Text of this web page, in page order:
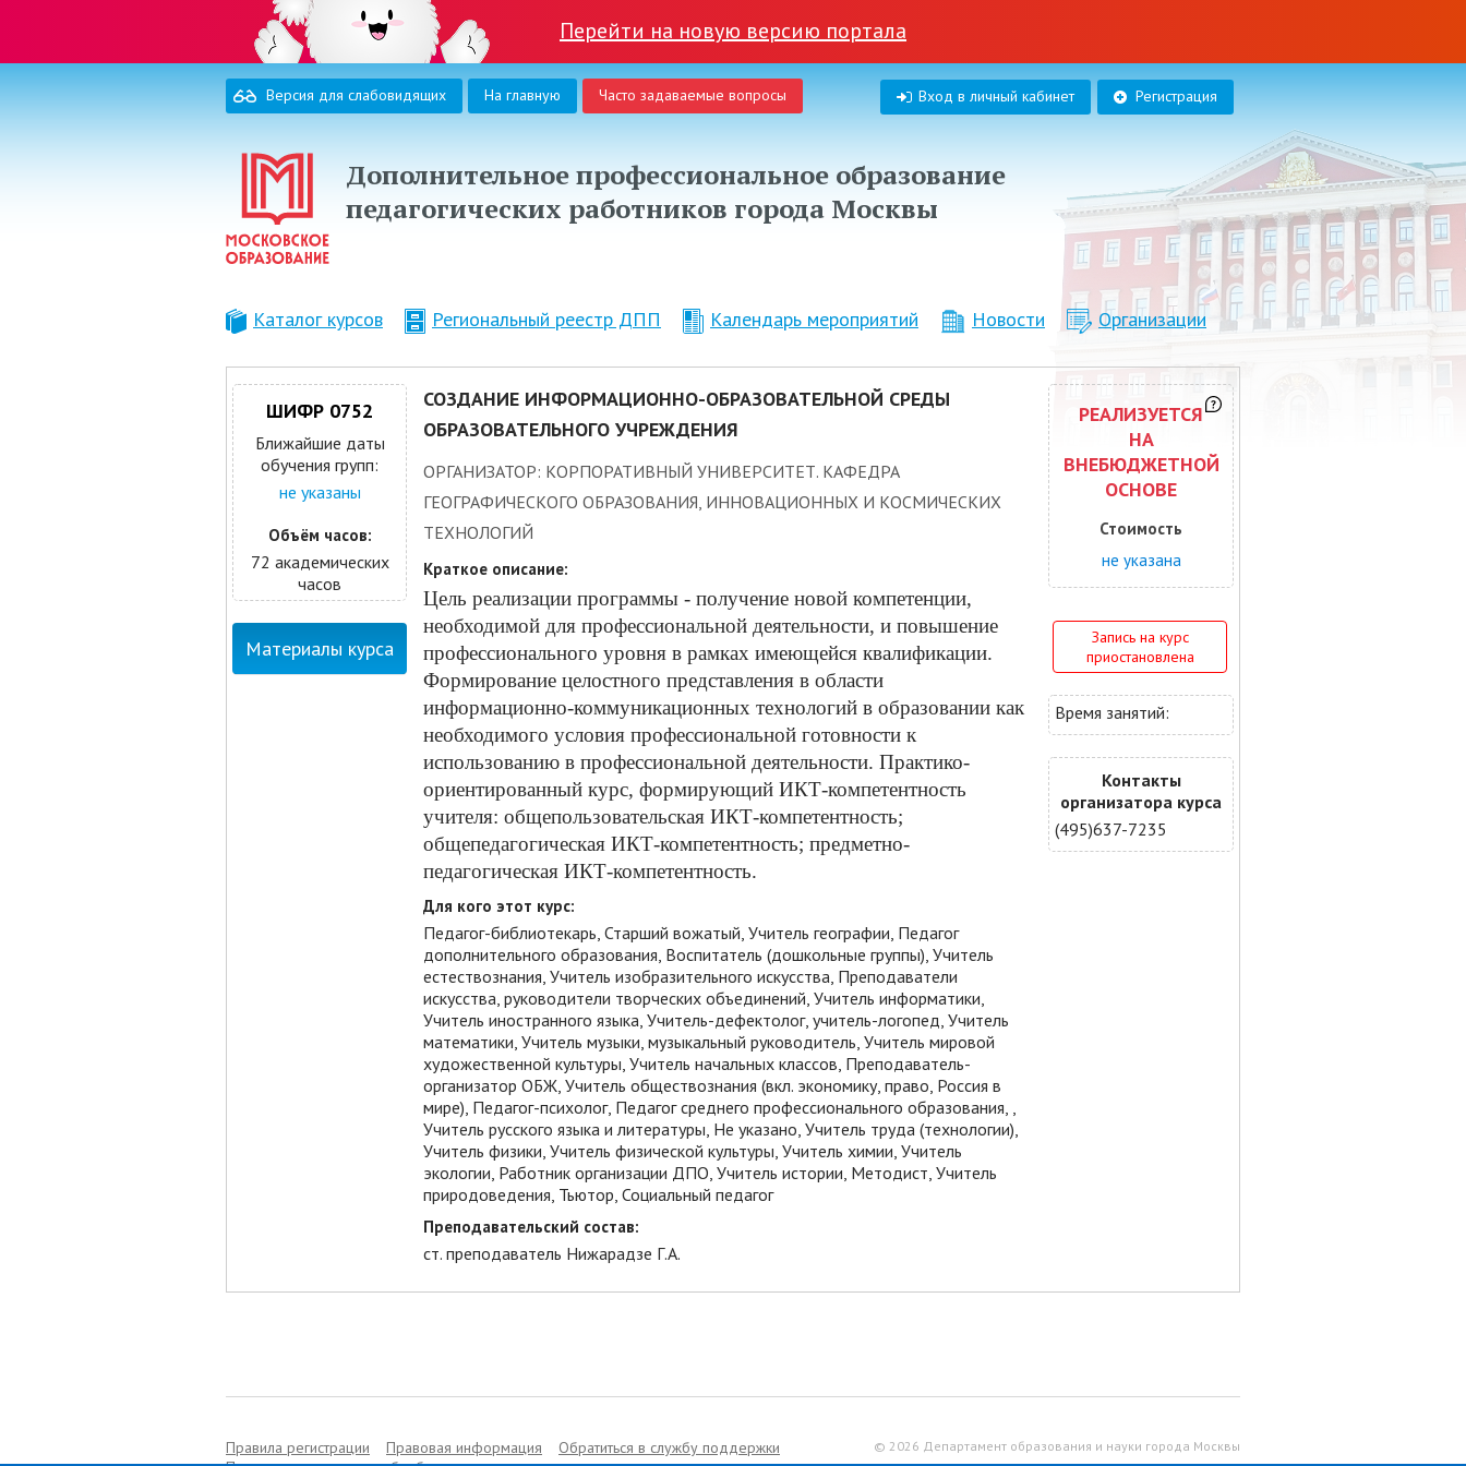
Перейти на новую версию портала
Версия для слабовидящих На главную Часто задаваемые вопросы Регистрация
Вход в личный кабинет
Дополнительное профессиональное образование
педагогических работников города Москвы
Каталог курсов Региональный реестр ДПП Календарь мероприятий Новости Организации
ШИФР 0752
Ближайшие даты
обучения групп:
не указаны
Объём часов:
72 академических
часов
Материалы курса
СОЗДАНИЕ ИНФОРМАЦИОННО-ОБРАЗОВАТЕЛЬНОЙ СРЕДЫ
ОБРАЗОВАТЕЛЬНОГО УЧРЕЖДЕНИЯ
ОРГАНИЗАТОР: КОРПОРАТИВНЫЙ УНИВЕРСИТЕТ. КАФЕДРА
ГЕОГРАФИЧЕСКОГО ОБРАЗОВАНИЯ, ИННОВАЦИОННЫХ И КОСМИЧЕСКИХ
ТЕХНОЛОГИЙ
Краткое описание:
Цель реализации программы - получение новой компетенции,
необходимой для профессиональной деятельности, и повышение
профессионального уровня в рамках имеющейся квалификации.
Формирование целостного представления в области
информационно-коммуникационных технологий в образовании как
необходимого условия профессиональной готовности к
использованию в профессиональной деятельности. Практико-
ориентированный курс, формирующий ИКТ-компетентность
учителя: общепользовательская ИКТ-компетентность;
общепедагогическая ИКТ-компетентность; предметно-
педагогическая ИКТ-компетентность.
Для кого этот курс:
Педагог-библиотекарь, Старший вожатый, Учитель географии, Педагог
дополнительного образования, Воспитатель (дошкольные группы), Учитель
естествознания, Учитель изобразительного искусства, Преподаватели
искусства, руководители творческих объединений, Учитель информатики,
Учитель иностранного языка, Учитель-дефектолог, учитель-логопед, Учитель
математики, Учитель музыки, музыкальный руководитель, Учитель мировой
художественной культуры, Учитель начальных классов, Преподаватель-
организатор ОБЖ, Учитель обществознания (вкл. экономику, право, Россия в
мире), Педагог-психолог, Педагог среднего профессионального образования, ,
Учитель русского языка и литературы, Не указано, Учитель труда (технологии),
Учитель физики, Учитель физической культуры, Учитель химии, Учитель
экологии, Работник организации ДПО, Учитель истории, Методист, Учитель
природоведения, Тьютор, Социальный педагог
Преподавательский состав:
ст. преподаватель Нижарадзе Г.А.
РЕАЛИЗУЕТСЯ
НА
ВНЕБЮДЖЕТНОЙ
ОСНОВЕ
Стоимость
не указана
Запись на курс
приостановлена
Время занятий:
Контакты
организатора курса
(495)637-7235
Правила регистрации Правовая информация
Обратиться в службу поддержки
© 2026 Департамент образования и науки города Москвы